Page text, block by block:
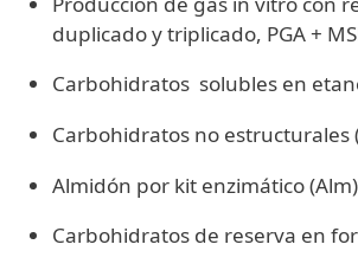
duplicado y triplicado, PGA +
Carbohidratos solubles en
Carbohidratos no estructurales
Almidón por kit enzimático (Alm)
Carbohidratos de reserva en